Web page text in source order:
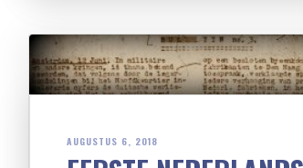
AUGUSTUS 6, 2018